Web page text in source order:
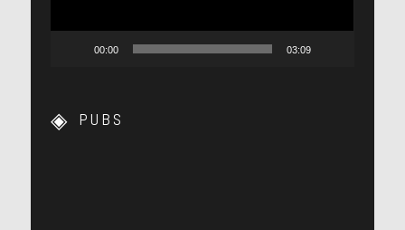
00:00 03:09
PUBS